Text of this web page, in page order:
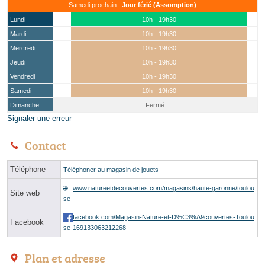
Samedi prochain : Jour férié (Assomption)
Lundi
10h - 19h30
Mardi
10h - 19h30
Mercredi
10h - 19h30
Jeudi
10h - 19h30
Vendredi
10h - 19h30
Samedi
10h - 19h30
Dimanche
Fermé
Signaler une erreur
Contact
Téléphone Téléphoner au magasin de jouets
Site web
www.natureetdecouvertes.com/magasins/haute-garonne/toulou
se
Facebook
facebook.com/Magasin-Nature-et-D%C3%A9couvertes-Toulou
se-169133063212268
Plan et adresse